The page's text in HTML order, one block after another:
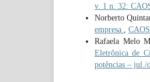
v. 1 n. 32:
Norberto
empresa ,
Rafaela Melo
Eletrônica de
potências – jul./